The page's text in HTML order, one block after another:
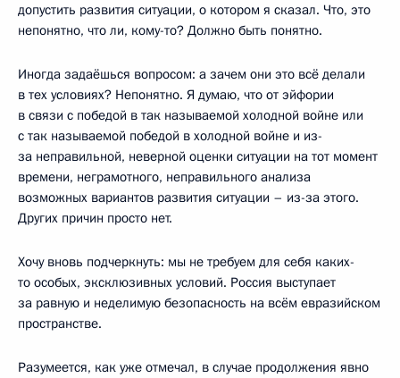
допустить развития ситуации, о котором я сказал. Что, это
непонятно, что ли, кому-то? Должно быть понятно.
Иногда задаёшься вопросом: а зачем они это всё делали
в тех условиях? Непонятно. Я думаю, что от эйфории
в связи с победой в так называемой холодной войне или
с так называемой победой в холодной войне и из-
за неправильной, неверной оценки ситуации на тот момент
времени, неграмотного, неправильного анализа
возможных вариантов развития ситуации – из-за этого.
Других причин просто нет.
Хочу вновь подчеркнуть: мы не требуем для себя каких-
то особых, эксклюзивных условий. Россия выступает
за равную и неделимую безопасность на всём евразийском
пространстве.
Разумеется, как уже отмечал, в случае продолжения явно